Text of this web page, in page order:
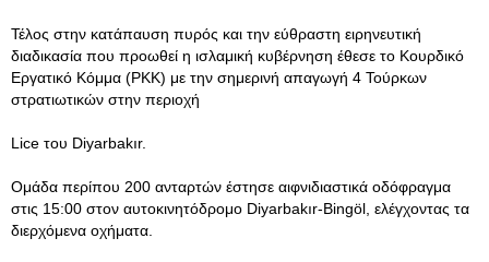
Τέλος στην κατάπαυση πυρός και την εύθραστη ειρηνευτική
διαδικασία που προωθεί η ισλαμική κυβέρνηση έθεσε το Κουρδικό
Εργατικό Κόμμα (ΡΚΚ) με την σημερινή απαγωγή 4 Τούρκων
στρατιωτικών στην περιοχή
Lice του Diyarbakır.
Ομάδα περίπου 200 ανταρτών έστησε αιφνιδιαστικά οδόφραγμα
στις 15:00 στον αυτοκινητόδρομο Diyarbakır-Bingöl, ελέγχοντας τα
διερχόμενα οχήματα.